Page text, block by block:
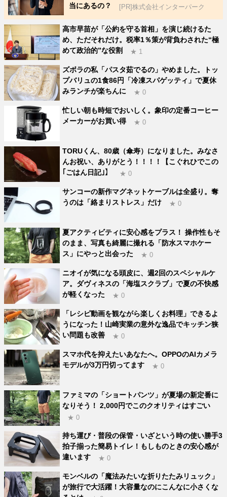
当にあるの？
[PR]株式会社インターパーク
高市早苗が「公約を守る首相」を演じ続けるた
め、ただそれだけ。税率1％策が背負わされた“極
めて政治的”な役割
★ 1
ズボラの私「パスタ茹でるの」やめました。トッ
プバリュの1食86円「冷凍スパゲッティ」で夏休
みランチが楽ちんに
★ 0
忙しい朝も時短でおいしく。象印の定番コーヒー
メーカーがお買い得
★ 0
TORUくん、80歳（傘寿）になりました。みなさ
んお祝い、ありがとう！！！！【こぐれひでこの
｢ごはん日記｣】
★ 0
サンコーの新作マグネットケーブルは全盛り。奪
うのは「絡まりストレス」だけ
★ 0
夏アクティビティに安心感をプラス！ 操作性もそ
のまま、写真も綺麗に撮れる「防水スマホケー
ス」にやっと出会った
★ 0
ニオイが気になる頭皮に、週2回のスペシャルケ
ア。ダヴィネスの「海塩スクラブ」で夏の不快感
が軽くなった
★ 0
「レシピ動画を観ながら楽しくお料理」できるよ
うになった！山崎実業の意外な逸品でキッチン狭
い問題も改善
★ 0
スマホ代を抑えたいあなたへ。OPPOのAIカメラ
モデルが3万円切ってます
★ 0
ファミマの「ショートパンツ」が夏場の新定番に
なりそう！ 2,000円でこのクオリティはすごい
★ 0
持ち運び・普段の保管・いざという時の使い勝手3
拍子揃った簡易トイレ！もしものときの安心感が
違います
★ 0
モンベルの「魔法みたいな折りたたみリュック」
が旅行で大活躍！大容量なのにこんなに小さくな